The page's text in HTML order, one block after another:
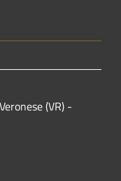
(VR) -